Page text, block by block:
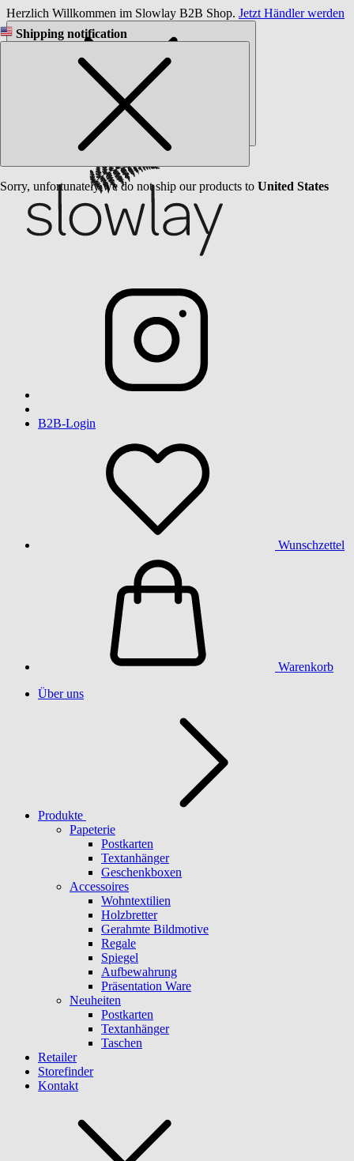
Shipping notification
Sorry, unfortunately we do not ship our products to United States
Herzlich Willkommen im Slowlay B2B Shop. Jetzt Händler werden
B2B-Login
Wunschzettel
Warenkorb
Über uns
Produkte
Papeterie
Postkarten
Textanhänger
Geschenkboxen
Accessoires
Wohntextilien
Holzbretter
Gerahmte Bildmotive
Regale
Spiegel
Aufbewahrung
Präsentation Ware
Neuheiten
Postkarten
Textanhänger
Taschen
Retailer
Storefinder
Kontakt